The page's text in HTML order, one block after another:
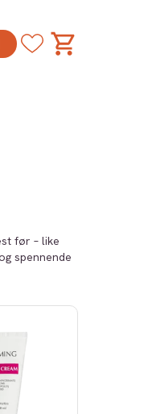
før – like
spennende